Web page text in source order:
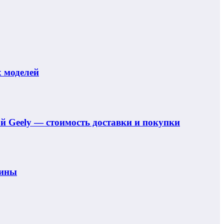
Geely — стоимость доставки и покупки